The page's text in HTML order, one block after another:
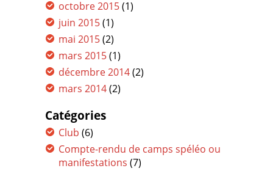
octobre 2015(1)
juin 2015(1)
mai 2015(2)
mars 2015(1)
décembre 2014(2)
mars 2014(2)
Catégories
Club (6)
Compte-rendu de camps spéléo ou
manifestations (7)